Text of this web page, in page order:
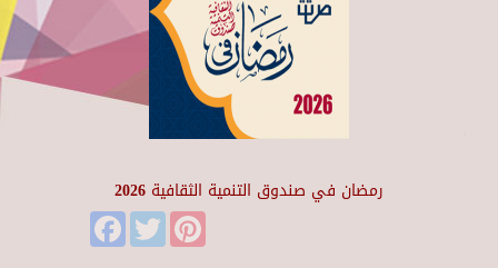
رمضان في صندوق التنمية الثقافية 2026
FacebookTwitter